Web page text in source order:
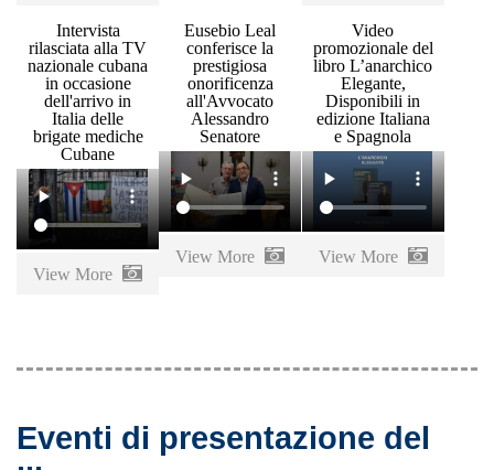
Intervista
rilasciata alla TV
nazionale cubana
in occasione
dell'arrivo in
Italia delle
brigate mediche
Cubane
View More
Eusebio Leal
conferisce la
prestigiosa
onorificenza
all'Avvocato
Alessandro
Senatore
View More
Video
promozionale del
libro L’anarchico
Elegante,
Disponibili in
edizione Italiana
e Spagnola
View More
Eventi di presentazione del